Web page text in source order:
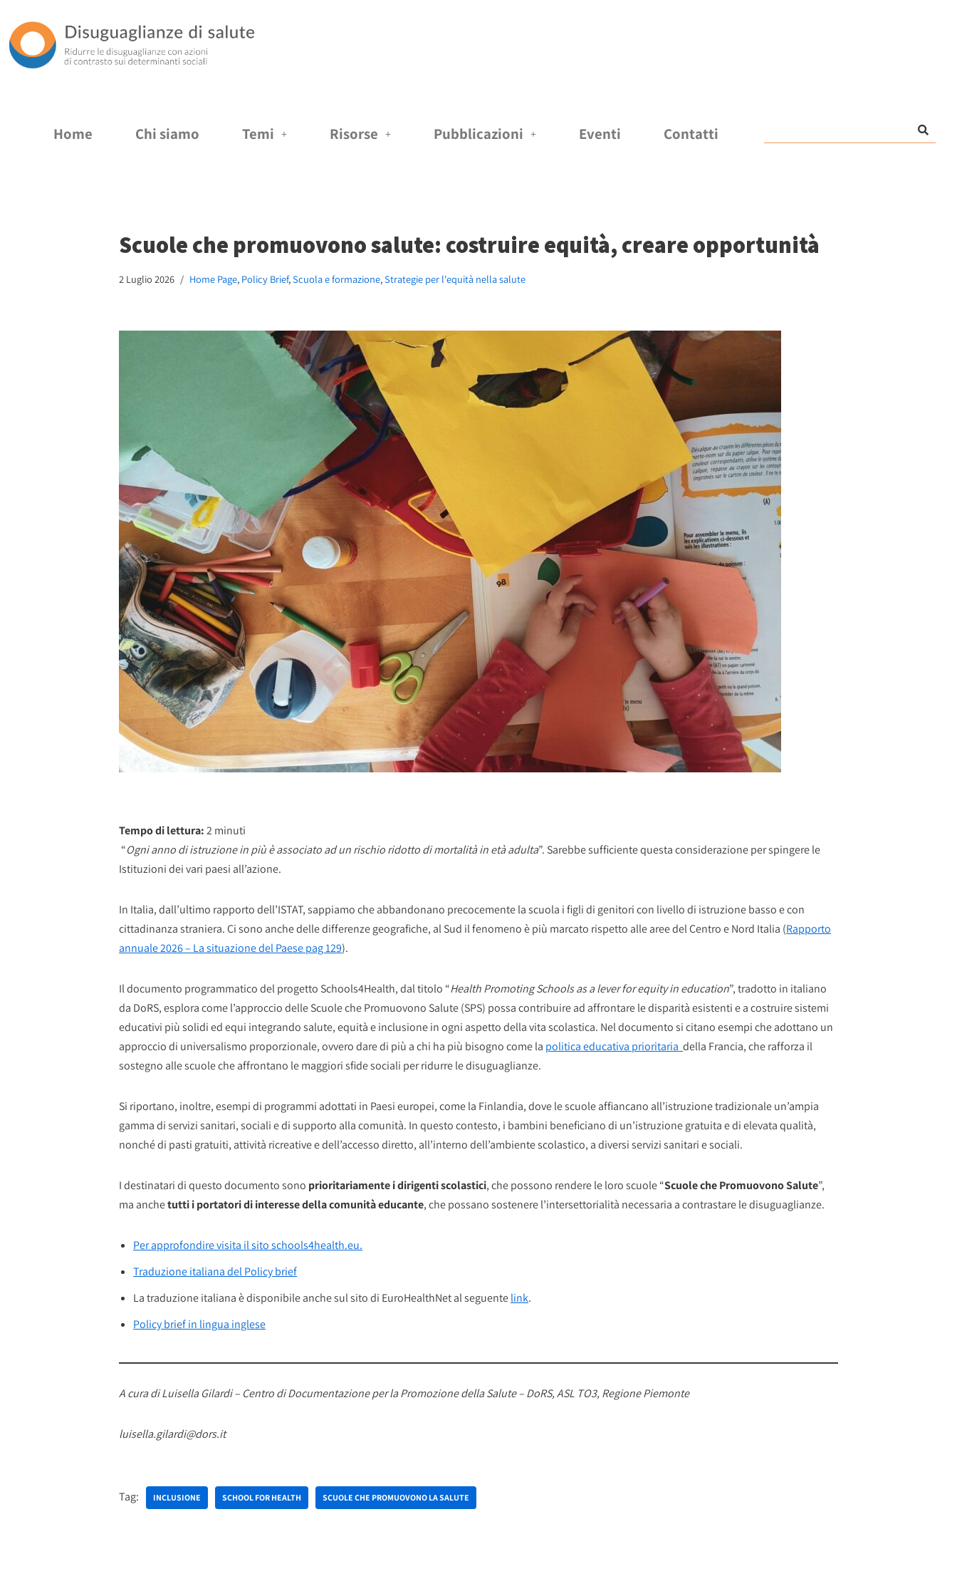
Vai
al
Home Chi siamo Temi Risorse Pubblicazioni Eventi Contatti
Scuole che promuovono salute: costruire equità, creare opportunità
2 Luglio 2026 Home Page, Policy Brief,Scuola e formazione,Strategie per l'equità nella salute
Tempo di lettura:2minuti
“Ogni anno di istruzione in più è associato ad un rischio ridotto di mortalità in età adulta”. Sarebbe sufficiente questa considerazione per spingere le
Istituzioni dei vari paesi all’azione.
In Italia, dall’ultimo rapporto dell’ISTAT, sappiamo che abbandonano precocemente la scuola i figli di genitori con livello di istruzione basso e con
cittadinanza straniera. Ci sono anche delle differenze geografiche, al Sud il fenomeno è più marcato rispetto alle aree del Centro e Nord Italia (Rapporto
annuale 2026 – La situazione del Paese pag 129).
Il documento programmatico del progetto Schools4Health, dal titolo “Health Promoting Schools as a lever for equity in education”, tradotto in italiano
da DoRS, esplora come l’approccio delle Scuole che Promuovono Salute (SPS) possa contribuire ad affrontare le disparità esistenti e a costruire sistemi
educativi più solidi ed equi integrando salute, equità e inclusione in ogni aspetto della vita scolastica. Nel documento si citano esempi che adottano un
approccio di universalismo proporzionale, ovvero dare di più a chi ha più bisogno come la politica educativa prioritaria della Francia, che rafforza il
sostegno alle scuole che affrontano le maggiori sfide sociali per ridurre le disuguaglianze.
Si riportano, inoltre, esempi di programmi adottati in Paesi europei, come la Finlandia, dove le scuole affiancano all’istruzione tradizionale un’ampia
gamma di servizi sanitari, sociali e di supporto alla comunità. In questo contesto, i bambini beneficiano di un’istruzione gratuita e di elevata qualità,
nonché di pasti gratuiti, attività ricreative e dell’accesso diretto, all’interno dell’ambiente scolastico, a diversi servizi sanitari e sociali.
I destinatari di questo documento sono prioritariamente i dirigenti scolastici, che possono rendere le loro scuole “Scuole che Promuovono Salute”,
ma anchetutti i portatori di interesse della comunità educante, che possano sostenere l’intersettorialità necessaria a contrastare le disuguaglianze.
Per approfondire visita il sito schools4health.eu.
Traduzione italiana del Policy brief
La traduzione italiana è disponibile anche sul sito di EuroHealthNet al seguentelink.
Policy brief in lingua inglese
A cura di Luisella Gilardi – Centro di Documentazione per la Promozione della Salute – DoRS, ASL TO3, Regione Piemonte
luisella.gilardi@dors.it
Tag: INCLUSIONE SCHOOL FOR HEALTH SCUOLE CHE PROMUOVONO LA SALUTE